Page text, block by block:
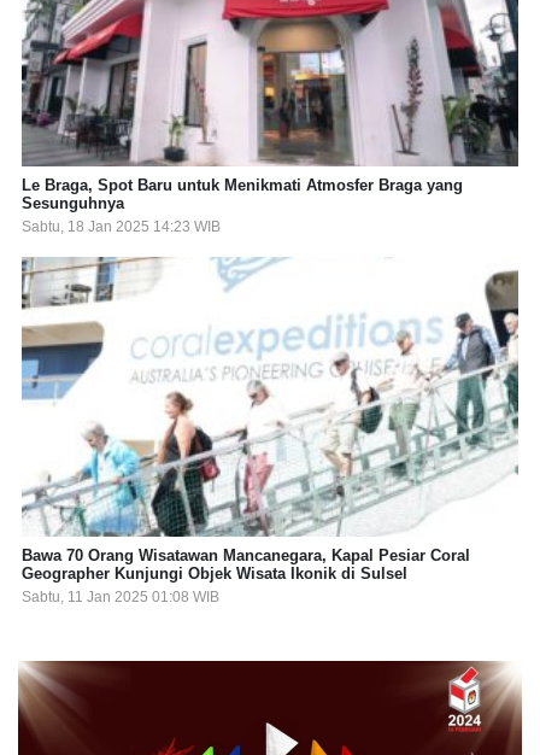
Le Braga, Spot Baru untuk Menikmati Atmosfer Braga yang
Sesunguhnya
Sabtu, 18 Jan 2025 14:23 WIB
Bawa 70 Orang Wisatawan Mancanegara, Kapal Pesiar Coral
Geographer Kunjungi Objek Wisata Ikonik di Sulsel
Sabtu, 11 Jan 2025 01:08 WIB